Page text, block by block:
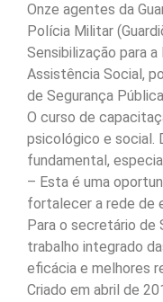
Onze agentes da
Polícia Militar
Sensibilização para
Assistência Social,
de Segurança
O curso de
psicológico e social.
fundamental,
– Esta é uma
fortalecer a rede de
Para o secretário de
trabalho integrado
eficácia e melhores
Criado em abril de